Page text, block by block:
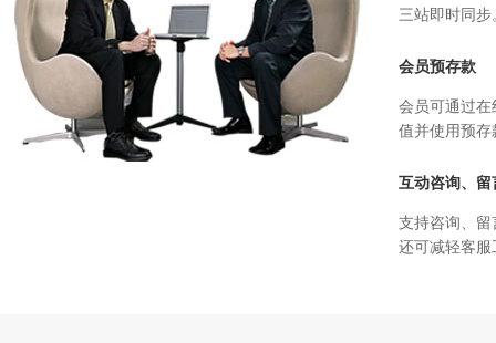
三站即时同步
会员预存款
会员可通过
值并使用预
互动咨询、留
支持咨询、
还可减轻客服